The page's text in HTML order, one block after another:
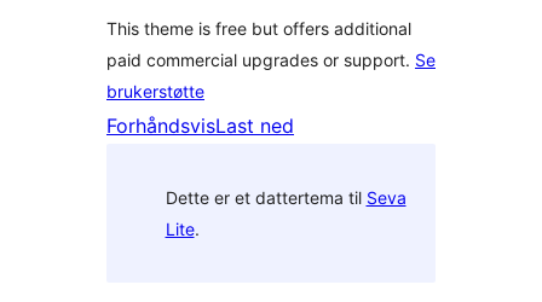
This theme is free but offers additional
paid commercial upgrades or support. Se
brukerstøtte
ForhåndsvisLast ned
Dette er et dattertema til Seva
Lite.